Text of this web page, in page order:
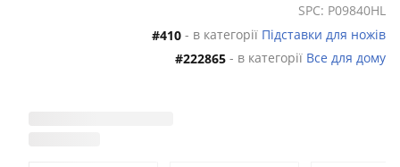
SPC: P09840HL
#410 - в категорії Підставки для ножів
#222865 - в категорії Все для дому